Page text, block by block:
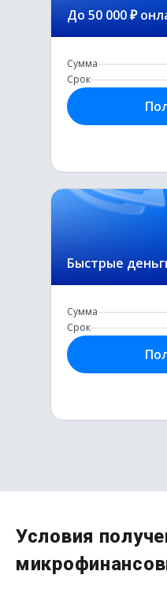
До 50 000 ₽
Сумма
Срок
Быстрые
Сумма
Срок
Сумма
Срок
Условия